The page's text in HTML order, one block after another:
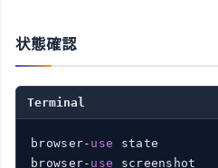
状態確認
Terminal
browser- use
browser- use